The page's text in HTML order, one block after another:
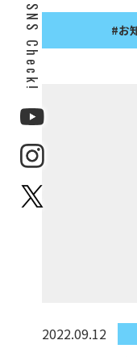
SNS Check! #お
2022.09.12